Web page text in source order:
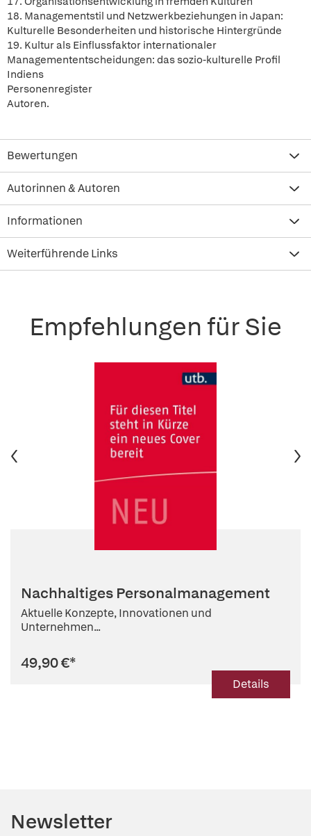
18. Managementstil und Netzwerkbeziehungen in Japan:
Kulturelle Besonderheiten und historische Hintergründe
19. Kultur als Einflussfaktor internationaler
Managemententscheidungen: das sozio-kulturelle Profil
Indiens
Personenregister
Autoren.
Bewertungen
Autorinnen & Autoren
Informationen
Weiterführende Links
Empfehlungen für Sie
Nachhaltiges Personalmanagement
Aktuelle Konzepte, Innovationen und
Unternehmen...
49,90 €*
Details
Newsletter